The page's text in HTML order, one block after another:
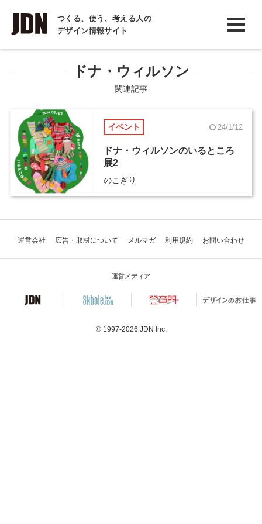
つくる、使う、考える人の
デザイン情報サイト
INTERVIEW
インタビュー
REPORT
COLUMN
コラム
ドナ・ウィルソン
関連記事
イベント 24/1/12
ドナ・ウィルソンのいるところ
展2
のこぎり
運営会社 広告・取材について メルマガ 利用規約 お問い合わせ
運営メディア
© 1997-2026 JDN Inc.